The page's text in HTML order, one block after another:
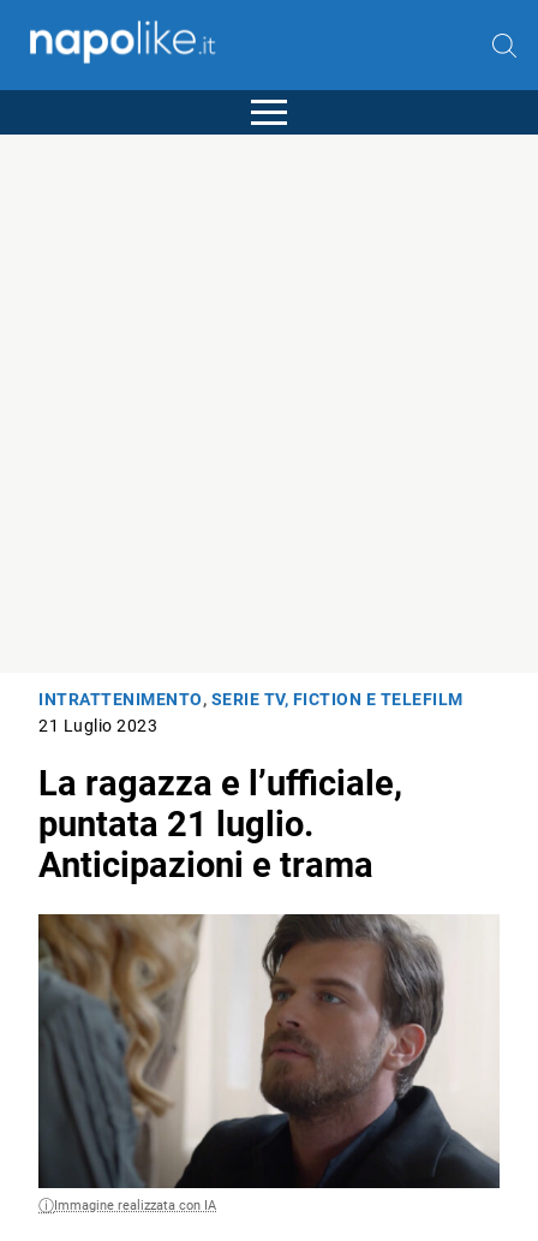
INTRATTENIMENTO, SERIE TV, FICTION E TELEFILM
21 Luglio 2023
La ragazza e l’ufficiale,
puntata 21 luglio.
Anticipazioni e trama
Immagine realizzata con IA